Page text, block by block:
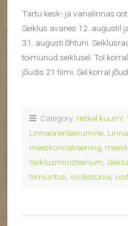
Tartu kesk- ja vanalinnas
Seiklus avanes 12. augustil
31. augusti õhtuni.
toimunud seiklusel. Tol
jõudis 21 tiimi. Sel korral
Category: Hetkel kuum!
Linnaorienteerumine
meeskonnatreening
Seiklusministeerium
tiimiüritus visitestonia